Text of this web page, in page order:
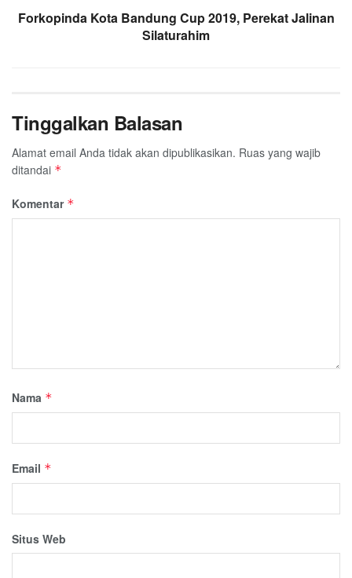
Forkopinda Kota Bandung Cup 2019, Perekat Jalinan
Silaturahim
Tinggalkan Balasan
Alamat email Anda tidak akan dipublikasikan. Ruas yang wajib
ditandai *
Komentar *
Nama *
Email *
Situs Web